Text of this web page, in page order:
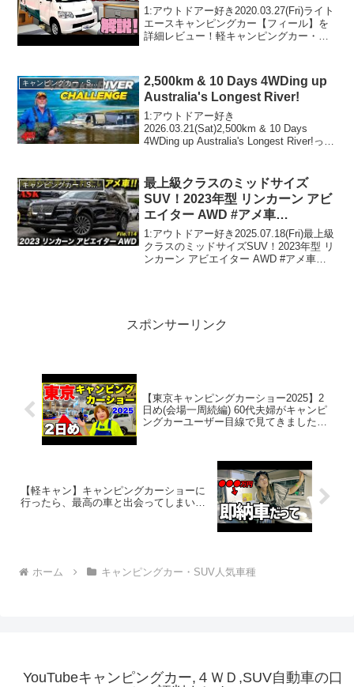
名なオートショップアズマがリリ
ースする、取り回しのいいコンパ
クトなキャブコン！
1:アウトドアー好き2020.03.27(Fri)ライト
エースキャンピングカー【フィール】を
詳細レビュー！軽キャンピングカー・ラ
トなキャブコン！って人気で話題らしい
ぞ、...
キャンピングカー・SUV人気車種
2,500km & 10 Days 4WDing up
Australia's Longest River!
1:アウトドアー好き
2026.03.21(Sat)2,500km & 10 Days
4WDing up Australia's Longest River!って
キャンピングカー・SUV人気車種
最上級クラスのミッドサイズ
SUV！2023年型 リンカーン アビ
エイター AWD #アメ車
#lincolnAviator #中古車
#AbeCars
1:アウトドアー好き2025.07.18(Fri)最上級
クラスのミッドサイズSUV！2023年型 リ
ンカーン アビエイター AWD #アメ車
スポンサーリンク
【東京キャンピングカーショー2025】2
日め(会場一周続編) 60代夫婦がキャンピ
ングカーユーザー目線で見てきました。
【軽キャン】キャンピングカーショーに
行ったら、最高の車と出会ってしまい…
ホーム キャンピングカー・SUV人気車種
YouTubeキャンピングカー,４ＷＤ,SUV自動車の口